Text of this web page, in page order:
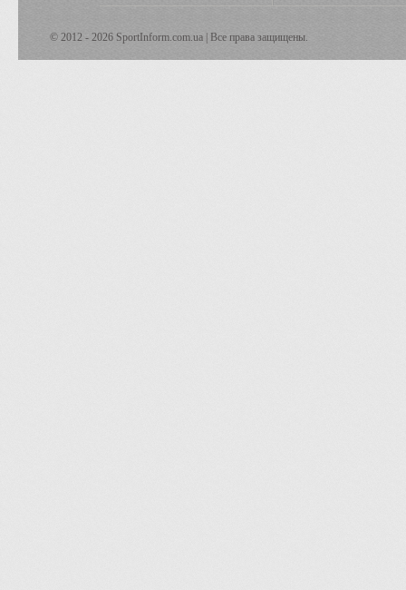
© 2012 - 2026 SportInform.com.ua | Все права защищены.